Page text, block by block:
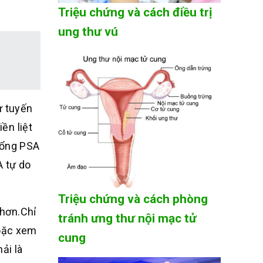
tuyến
liệt
PSA
tự do
Chỉ
xem
là
Triệu chứng và cách điều trị
ung thư vú
Triệu chứng và cách phòng
tránh ưng thư nội mạc tử
cung